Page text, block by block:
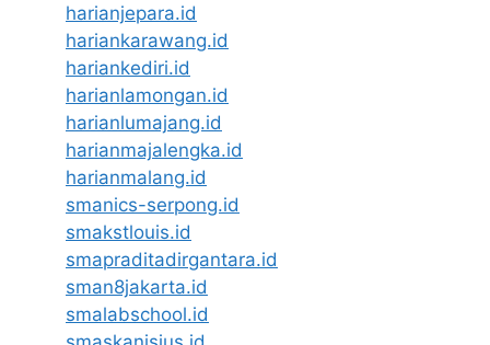
harianjepara.id
hariankarawang.id
hariankediri.id
harianlamongan.id
harianlumajang.id
harianmajalengka.id
harianmalang.id
smanics-serpong.id
smakstlouis.id
smapraditadirgantara.id
sman8jakarta.id
smalabschool.id